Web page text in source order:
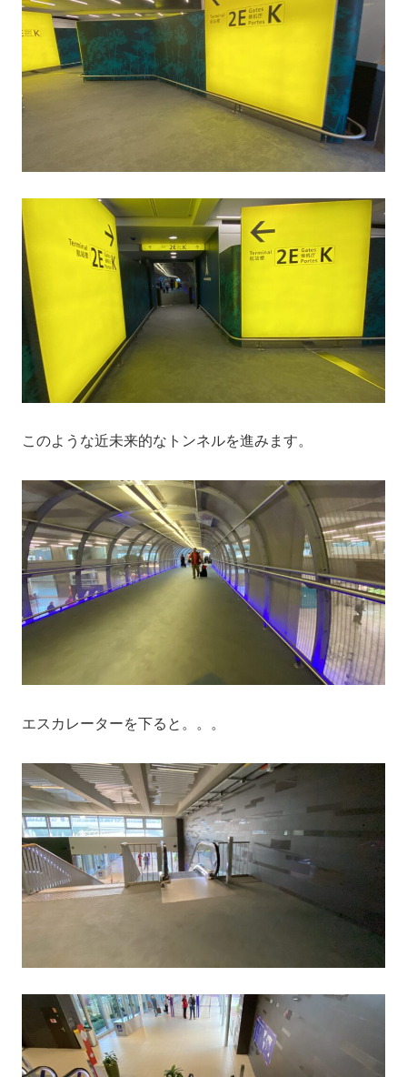
このような近未来的なトンネルを進みます。
エスカレーターを下ると。。。